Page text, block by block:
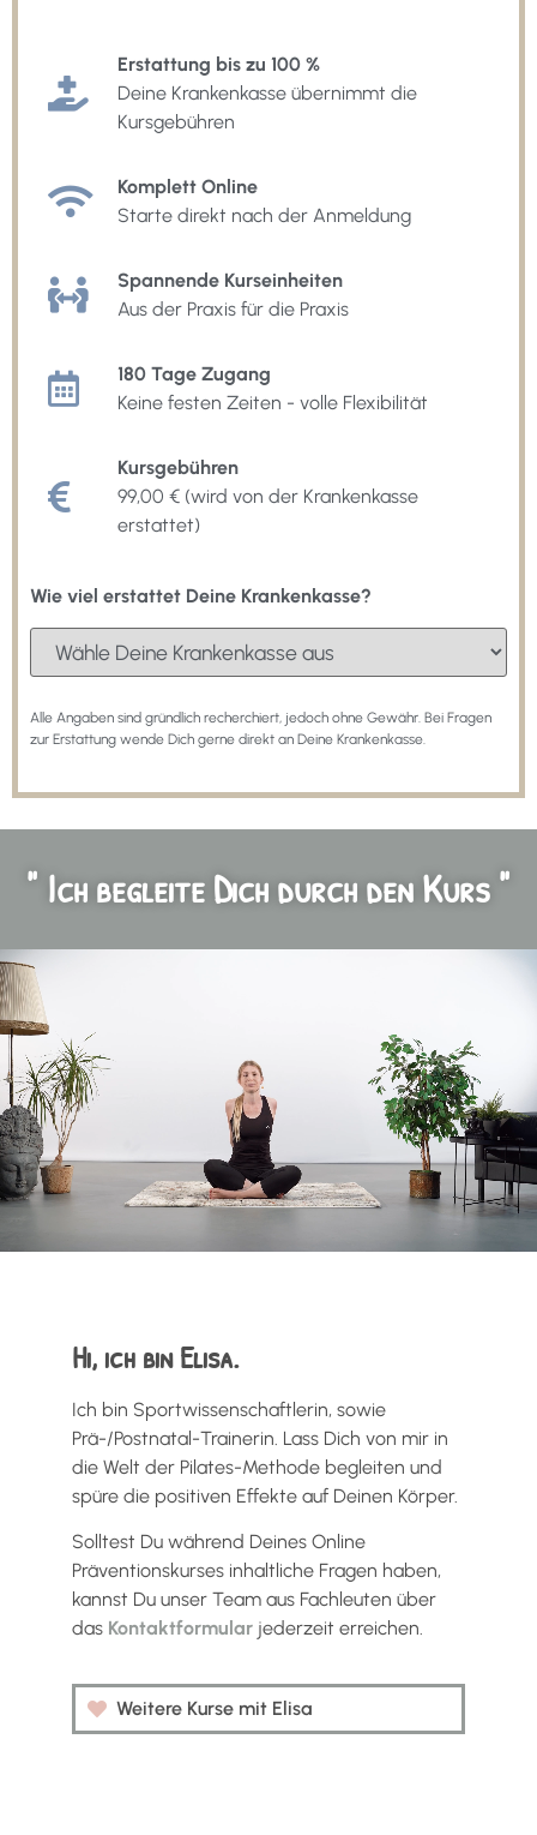
Erstattung bis zu 100 %
Deine Krankenkasse übernimmt die
Kursgebühren
Komplett Online
Starte direkt nach der Anmeldung
Spannende Kurseinheiten
Aus der Praxis für die Praxis
180 Tage Zugang
Keine festen Zeiten - volle Flexibilität
Kursgebühren
99,00 € (wird von der Krankenkasse
erstattet)
Wie viel erstattet Deine Krankenkasse?
Alle Angaben sind gründlich recherchiert, jedoch ohne Gewähr. Bei Fragen
zur Erstattung wende Dich gerne direkt an Deine Krankenkasse.
" Ich begleite Dich durch den Kurs "
Hi, ich bin Elisa.
Ich bin Sportwissenschaftlerin, sowie
Prä-/Postnatal-Trainerin. Lass Dich von mir in
die Welt der Pilates-Methode begleiten und
spüre die positiven Effekte auf Deinen Körper.
Solltest Du während Deines Online
Präventionskurses inhaltliche Fragen haben,
kannst Du unser Team aus Fachleuten über
das Kontaktformular jederzeit erreichen.
Weitere Kurse mit Elisa